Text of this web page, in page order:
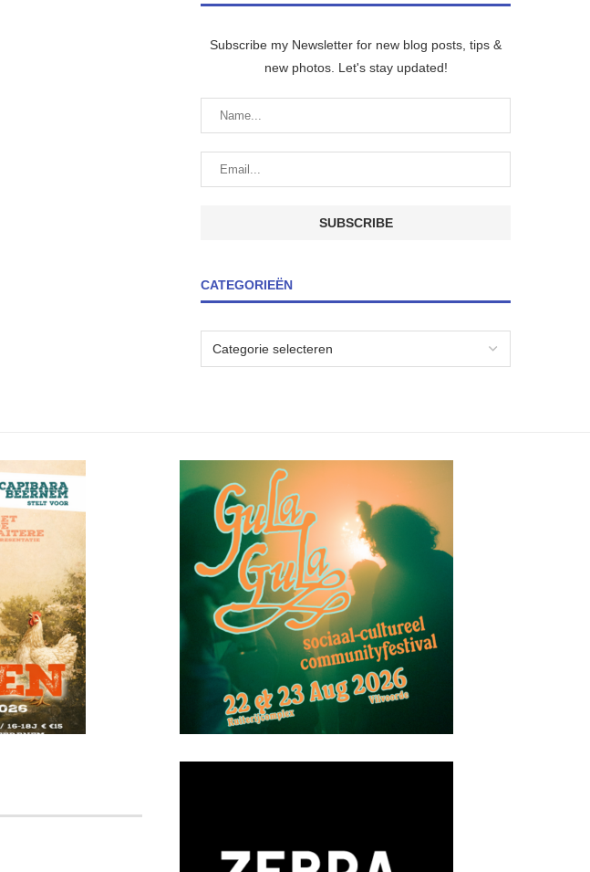
Subscribe my Newsletter for new blog posts, tips &
new photos. Let's stay updated!
CATEGORIEËN